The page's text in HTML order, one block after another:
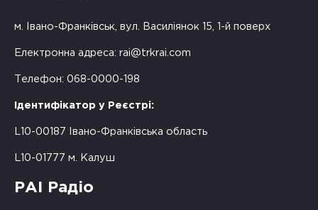
м. Івано-Франківськ, вул. Василіянок 15, 1-й поверх
Електронна адреса: rai@trkrai.com
Телефон: 068-0000-198
Ідентифікатор у Реєстрі:
L10-00187 Івано-Франківська область
L10-01777 м. Калуш
РАІ Радіо